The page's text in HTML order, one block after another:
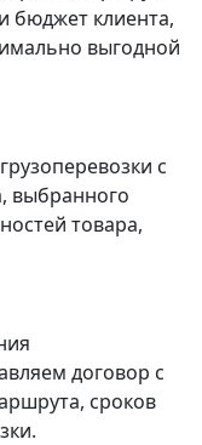
бюджет клиента,
выгодной
с
выбранного
товара,
договор с
сроков